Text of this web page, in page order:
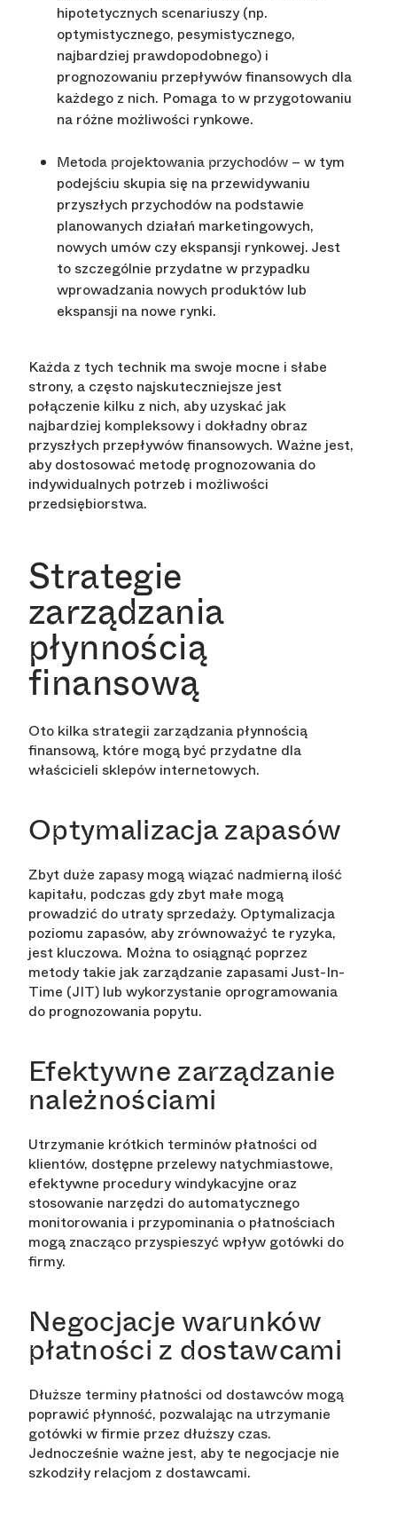
hipotetycznych scenariuszy (np.
optymistycznego, pesymistycznego,
najbardziej prawdopodobnego) i
prognozowaniu przepływów finansowych dla
każdego z nich. Pomaga to w przygotowaniu
na różne możliwości rynkowe.
Metoda projektowania przychodów – w tym
podejściu skupia się na przewidywaniu
przyszłych przychodów na podstawie
planowanych działań marketingowych,
nowych umów czy ekspansji rynkowej. Jest
to szczególnie przydatne w przypadku
wprowadzania nowych produktów lub
ekspansji na nowe rynki.
Każda z tych technik ma swoje mocne i słabe
strony, a często najskuteczniejsze jest
połączenie kilku z nich, aby uzyskać jak
najbardziej kompleksowy i dokładny obraz
przyszłych przepływów finansowych. Ważne jest,
aby dostosować metodę prognozowania do
indywidualnych potrzeb i możliwości
przedsiębiorstwa.
Strategie
zarządzania
płynnością
finansową
Oto kilka strategii zarządzania płynnością
finansową, które mogą być przydatne dla
właścicieli sklepów internetowych.
Optymalizacja zapasów
Zbyt duże zapasy mogą wiązać nadmierną ilość
kapitału, podczas gdy zbyt małe mogą
prowadzić do utraty sprzedaży. Optymalizacja
poziomu zapasów, aby zrównoważyć te ryzyka,
jest kluczowa. Można to osiągnąć poprzez
metody takie jak zarządzanie zapasami Just-In-
Time (JIT) lub wykorzystanie oprogramowania
do prognozowania popytu.
Efektywne zarządzanie
należnościami
Utrzymanie krótkich terminów płatności od
klientów, dostępne przelewy natychmiastowe,
efektywne procedury windykacyjne oraz
stosowanie narzędzi do automatycznego
monitorowania i przypominania o płatnościach
mogą znacząco przyspieszyć wpływ gotówki do
firmy.
Negocjacje warunków
płatności z dostawcami
Dłuższe terminy płatności od dostawców mogą
poprawić płynność, pozwalając na utrzymanie
gotówki w firmie przez dłuższy czas.
Jednocześnie ważne jest, aby te negocjacje nie
szkodziły relacjom z dostawcami.